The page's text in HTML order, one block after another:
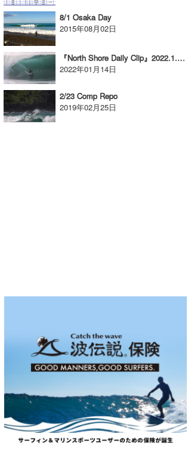
8/1 Osaka Day
2015年08月02日
『North Shore Daily Clip』2022.1.12 @ PIPELINE
2022年01月14日
2/23 Comp Repo
2019年02月25日
ハンマー
まっきー
三輪予報士
小川予報士
上田純子
banpaku
chappy
Romisea